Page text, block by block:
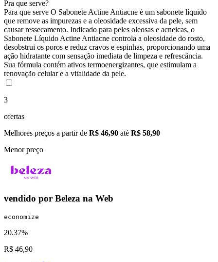
Pra que serve?
Para que serve O Sabonete Actine Antiacne é um sabonete líquido
que remove as impurezas e a oleosidade excessiva da pele, sem
causar ressecamento. Indicado para peles oleosas e acneicas, o
Sabonete Líquido Actine Antiacne controla a oleosidade do rosto,
desobstrui os poros e reduz cravos e espinhas, proporcionando uma
ação hidratante com sensação imediata de limpeza e refrescância.
Sua fórmula contém ativos termoenergizantes, que estimulam a
renovação celular e a vitalidade da pele.
3
ofertas
Melhores preços a partir de R$ 46,90 até R$ 58,90
Menor preço
vendido por Beleza na Web
economize
20.37%
R$ 46,90